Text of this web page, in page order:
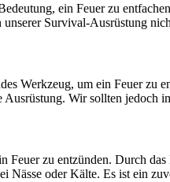
ein Feuer zu
Survival-Ausrüstung
Werkzeug, um ein Feuer
Wir sollten jedoch
zu entzünden. Durch
Nässe oder Kälte. Es ist ein